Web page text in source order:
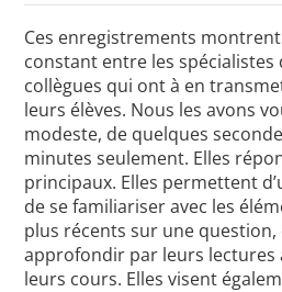
Culture
Ces enregistrements montrent
constant entre les spécialistes
collègues qui ont à en
leurs élèves. Nous les avons
modeste, de quelques
minutes seulement. Elles
principaux. Elles permettent
de se familiariser avec les
plus récents sur une
approfondir par leurs lectures
leurs cours. Elles visent